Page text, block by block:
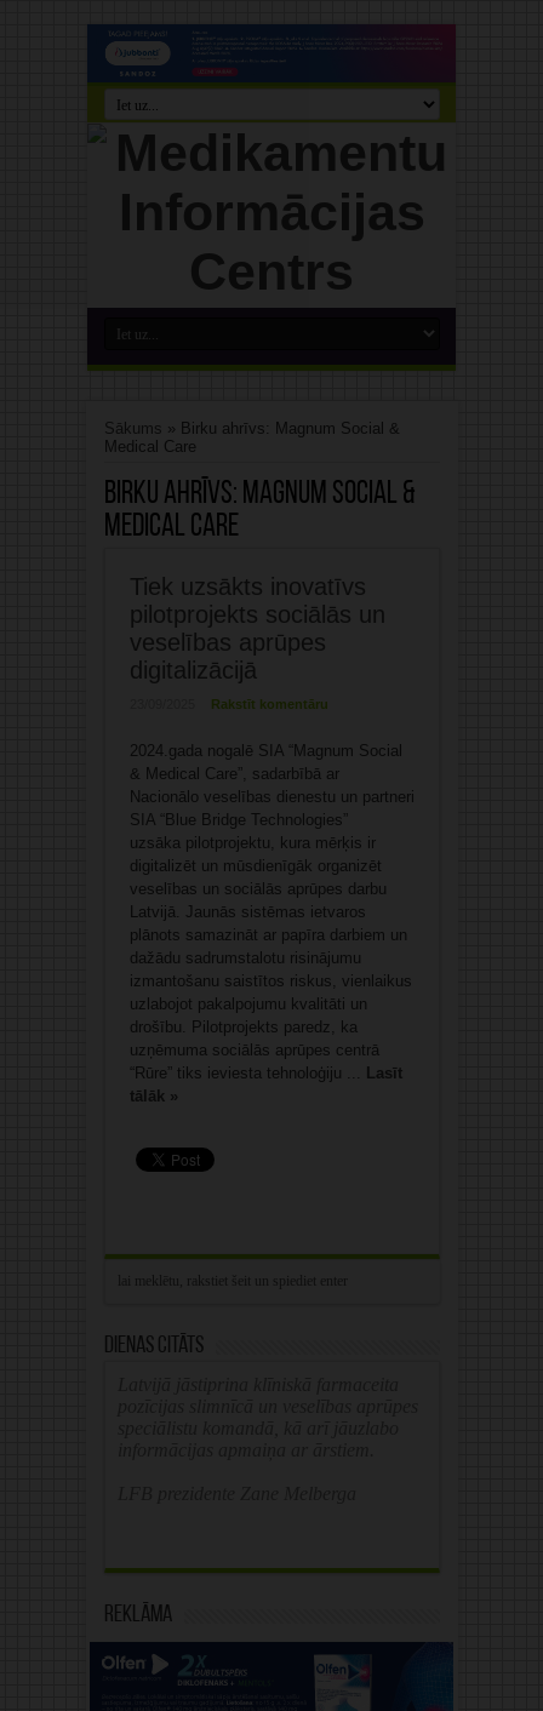
Sākums » Birku ahrīvs: Magnum Social &
Medical Care
Birku ahrīvs: Magnum Social &
Medical Care
Tiek uzsākts inovatīvs
pilotprojekts sociālās un
veselības aprūpes
digitalizācijā
Rakstīt komentāru
2024.gada nogalē SIA “Magnum Social
& Medical Care”, sadarbībā ar
Nacionālo veselības dienestu un partneri
SIA “Blue Bridge Technologies”
uzsāka pilotprojektu, kura mērķis ir
digitalizēt un mūsdienīgāk organizēt
veselības un sociālās aprūpes darbu
Latvijā. Jaunās sistēmas ietvaros
plānots samazināt ar papīra darbiem un
dažādu sadrumstalotu risinājumu
izmantošanu saistītos riskus, vienlaikus
uzlabojot pakalpojumu kvalitāti un
drošību. Pilotprojekts paredz, ka
uzņēmuma sociālās aprūpes centrā
“Rūre” tiks ieviesta tehnoloģiju ... Lasīt
tālāk »
Dienas citāts
Reklāma